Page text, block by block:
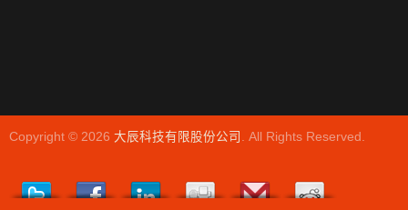
Copyright © 2026 大辰科技有限股份公司 . All Rights Reserved.